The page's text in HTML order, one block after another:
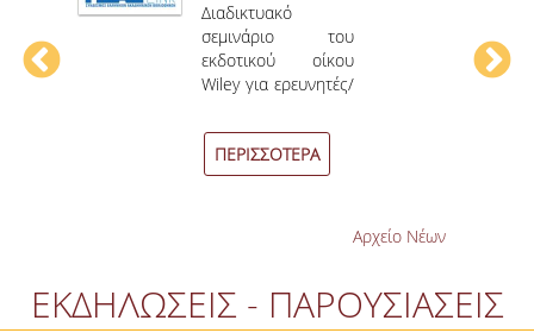
ΤΕΧΝΙΚΗ ΥΠΟΔΟΜΗ
ΕΚΠΑΙΔΕΥΤΙΚΕΣ
ΕΡΓΑΛΕΙΑ
ΟΔΗΓΟΙ ΒΙΒΛΙΟΘΗΚΗΣ
Διαδικτυακό
σεμινάριο του
εκδοτικού οίκου
Wiley για ερευνητές/
Ιδρυμάτων-Μελών
του ΣΕΑΒ
ΠΕΡΙΣΣΟΤΕΡΑ
Αρχείο Νέων
ΕΚΔΗΛΩΣΕΙΣ - ΠΑΡΟΥΣΙΑΣΕΙΣ